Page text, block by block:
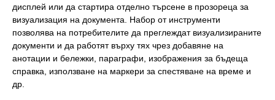
дисплей или да стартира отделно търсене в прозореца за
визуализация на документа. Набор от инструменти
позволява на потребителите да преглеждат визуализираните
документи и да работят върху тях чрез добавяне на
анотации и бележки, параграфи, изображения за бъдеща
справка, използване на маркери за спестяване на време и
др.